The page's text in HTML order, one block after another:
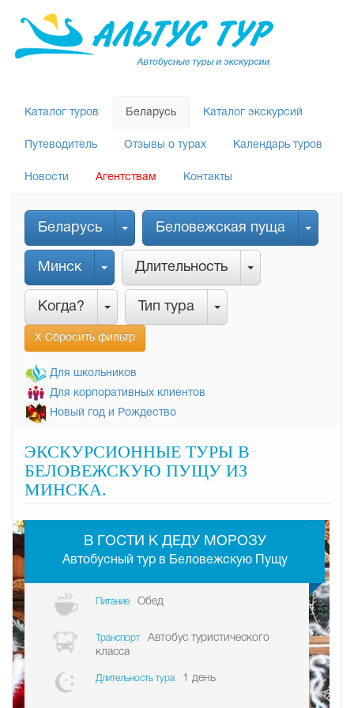
Каталог туров Беларусь Каталог экскурсий
Путеводитель Отзывы о турах Календарь туров
Новости Агентствам Контакты
Беларусь Беловежская пуща
Минск Длительность
Когда? Тип тура
Х Сбросить фильтр
Для школьников
Для корпоративных клиентов
Новый год и Рождество
ЭКСКУРСИОННЫЕ ТУРЫ В
БЕЛОВЕЖСКУЮ ПУЩУ ИЗ
МИНСКА.
В ГОСТИ К ДЕДУ МОРОЗУ
Автобусный тур в Беловежскую Пущу
Питание Обед
Транспорт
Автобус туристического
класса
Длительность тура 1 день
-